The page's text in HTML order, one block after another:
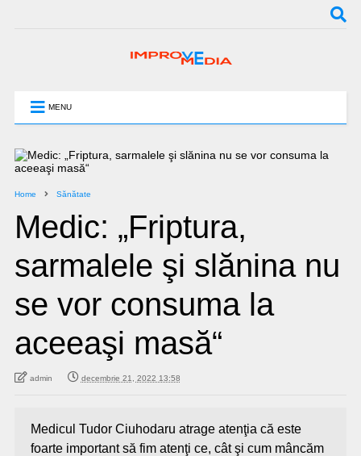
MENU
Home Sănătate
Medic: „Friptura,
sarmalele şi slănina nu
se vor consuma la
aceeaşi masă“
admin decembrie 21, 2022 13:58
Medicul Tudor Ciuhodaru atrage atenţia că este
foarte important să fim atenţi ce, cât şi cum mâncăm